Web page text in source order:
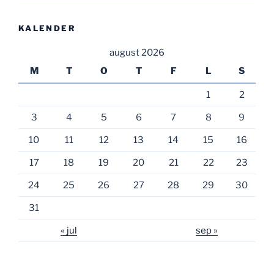
KALENDER
august 2026
M
T O T F L S
1 2
3 4 5 6 7 8 9
10 11 12 13 14 15 16
17 18 19 20 21 22 23
24 25 26 27 28 29 30
31
« jul sep »